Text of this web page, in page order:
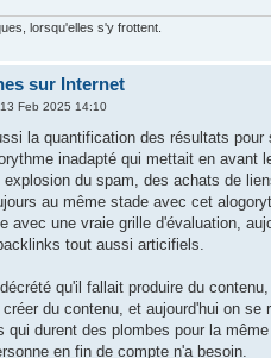
lorsqu'elles s'y frottent.
sur Internet
13 Feb 2025 14:10
la quantification des résultats
inadapté qui mettait en
explosion du spam, des achats de
au même stade avec cet
avec une vraie grille d'évaluation,
tout aussi articifiels.
qu'il fallait produire du
du contenu, et aujourd'hui on
qui durent des plombes pour la
en fin de compte n'a besoin.